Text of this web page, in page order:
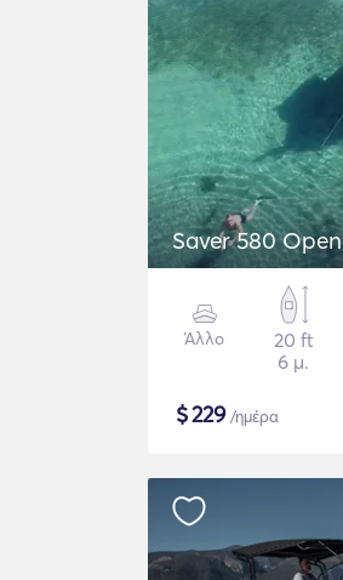
Saver 580 Open
Άλλο
20 ft
6 μ.
$229/ημέρα